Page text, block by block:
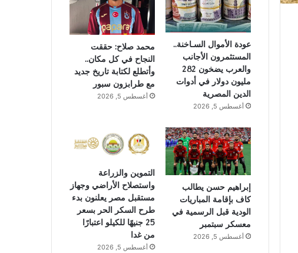
عودة الأموال السـاخنة..
المستثمرون الأجانب
والعرب يضخون 282
مليون دولار في أدوات
الدين المصرية
أغسطس 5, 2026
محمد صلاح: حققت
النجاح في كل مكان..
وأتطلع لكتابة تاريخ جديد
مع طرابزون سبور
أغسطس 5, 2026
إبراهيم حسن يطالب
كاف بإقامة المباريات
الودية قبل الرسمية في
معسكر سبتمبر
أغسطس 5, 2026
التموين والزراعة
واستصلاح الأراضي وجهاز
مستقبل مصر يعلنون بدء
طرح السكر الحر بسعر
25 جنيهًا للكيلو اعتبارًا
من غدا
أغسطس 5, 2026